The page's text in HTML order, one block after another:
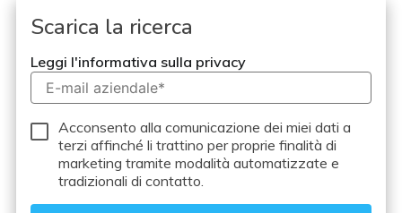
Scarica la ricerca
Leggi l'informativa sulla privacy
Acconsento alla comunicazione dei miei dati a
terzi affinché li trattino per proprie finalità di
marketing tramite modalità automatizzate e
tradizionali di contatto.